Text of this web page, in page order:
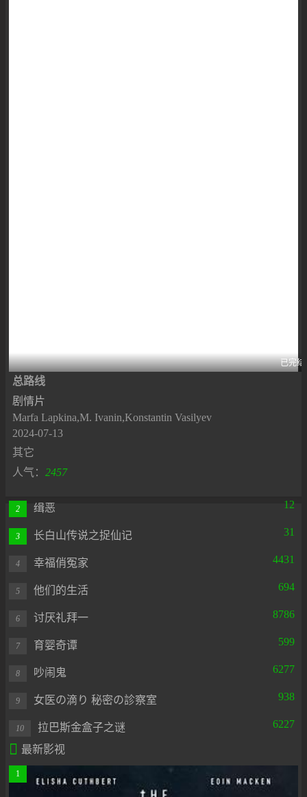
已完结
总路线
剧情片
Marfa Lapkina,M. Ivanin,Konstantin Vasilyev
2024-07-13
其它
人气： 2457
2 缉恶 12
3 长白山传说之捉仙记 31
4 幸福俏冤家 4431
5 他们的生活 694
6 讨厌礼拜一 8786
7 育婴奇谭 599
8 吵闹鬼 6277
9 女医の滴り 秘密の診察室 938
10 拉巴斯金盒子之谜 6227
 最新影视
1